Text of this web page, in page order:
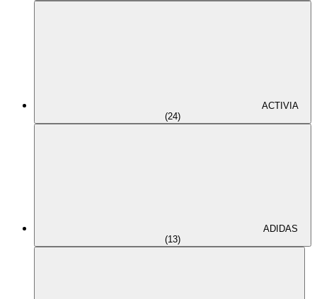
ACTIVIA
(24)
ADIDAS
(13)